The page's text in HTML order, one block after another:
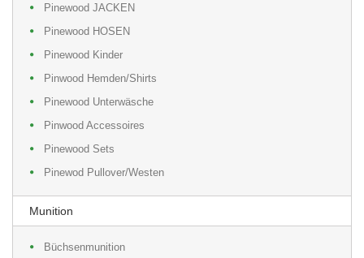
Pinewood JACKEN
Pinewood HOSEN
Pinewood Kinder
Pinwood Hemden/Shirts
Pinewood Unterwäsche
Pinwood Accessoires
Pinewood Sets
Pinewod Pullover/Westen
Munition
Büchsenmunition